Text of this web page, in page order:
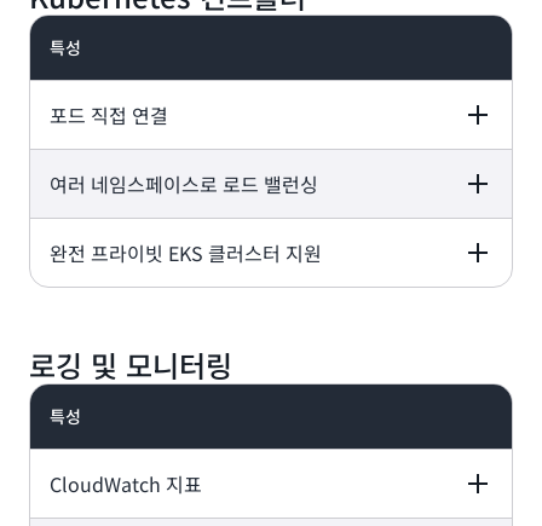
gRPC
VIP
특성
포드 직접 연결
Application Load
Network Load
Gateway Load
(Fargate 포드) -
여러 네임스페이스로 로드 밸런싱
Application Load
Network Load
Gateway Load
완전 프라이빗 EKS 클러스터 지원
로깅 및 모니터링
특성
CloudWatch 지표